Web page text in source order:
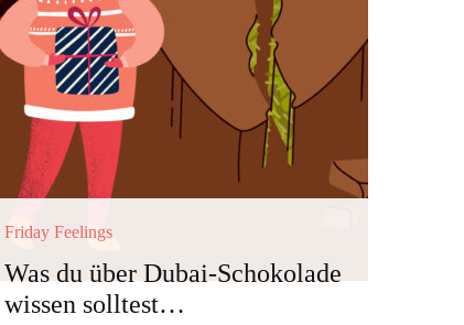
Friday Feelings
Was du über Dubai-Schokolade
wissen solltest…